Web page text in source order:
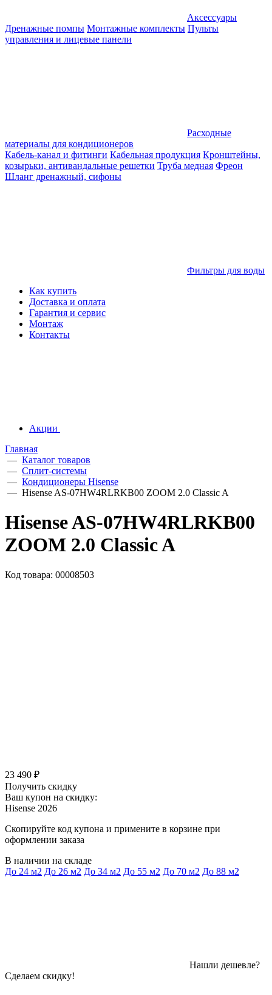
Аксессуары
Дренажные помпы Монтажные комплекты Пульты
управления и лицевые панели
Расходные
материалы для кондиционеров
Кабель-канал и фитинги Кабельная продукция Кронштейны,
козырьки, антивандальные решетки Труба медная Фреон
Шланг дренажный, сифоны
Фильтры для воды
Как купить
Доставка и оплата
Гарантия и сервис
Монтаж
Контакты
Акции
Главная
— Каталог товаров
— Сплит-системы
— Кондиционеры Hisense
— Hisense AS-07HW4RLRKB00 ZOOM 2.0 Classic A
Hisense AS-07HW4RLRKB00
ZOOM 2.0 Classic A
Код товара: 00008503
23 490 ₽
Получить скидку
Ваш купон на скидку:
Hisense 2026
Скопируйте код купона и примените в корзине при
оформлении заказа
В наличии на складе
До 24 м2 До 26 м2 До 34 м2 До 55 м2 До 70 м2 До 88 м2
Нашли дешевле?
Сделаем скидку!